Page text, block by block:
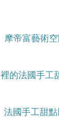
摩帝富藝術
裡的法國手工
法國手工甜